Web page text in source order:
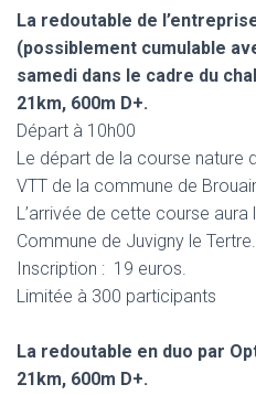
La redoutable de
(possiblement cumulable
samedi dans le cadre du
21km, 600m D+.
Départ à 10h00
Le départ de la course nature
VTT de la commune de
L’arrivée de cette course aura
Commune de Juvigny le Tertre.
Inscription : 19 euros.
Limitée à 300 participants
La redoutable en duo par
21km, 600m D+.